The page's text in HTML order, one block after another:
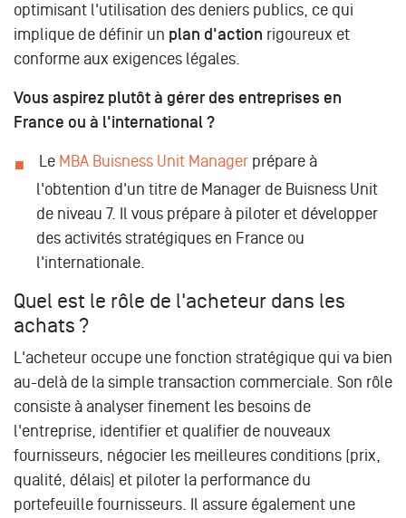
optimisant l'utilisation des deniers publics, ce qui
implique de définir un plan d'action rigoureux et
conforme aux exigences légales.
Vous aspirez plutôt à gérer des entreprises en
France ou à l'international ?
Le MBA Buisness Unit Manager prépare à
l'obtention d'un titre de Manager de Buisness Unit
de niveau 7. Il vous prépare à piloter et développer
des activités stratégiques en France ou
l'internationale.
Quel est le rôle de l'acheteur dans les
achats ?
L'acheteur occupe une fonction stratégique qui va bien
au-delà de la simple transaction commerciale. Son rôle
consiste à analyser finement les besoins de
l'entreprise, identifier et qualifier de nouveaux
fournisseurs, négocier les meilleures conditions (prix,
qualité, délais) et piloter la performance du
portefeuille fournisseurs. Il assure également une